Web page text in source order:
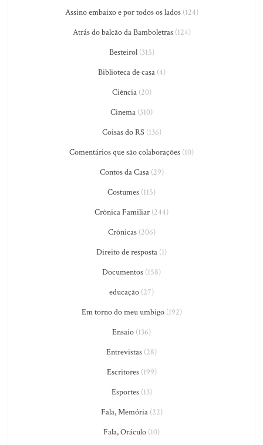
Assino embaixo e por todos os lados(124)
Atrás do balcão da Bamboletras(124)
Besteirol(315)
Biblioteca de casa(4)
Ciência(20)
Cinema (310)
Coisas do RS(136)
Comentários que são colaborações (10)
Contos da Casa(29)
Costumes (115)
Crônica Familiar (244)
Crônicas(206)
Direito de resposta (1)
Documentos (158)
educação (27)
Em torno do meu umbigo(192)
Ensaio (136)
Entrevistas (28)
Escritores(199)
Esportes(13)
Fala, Memória(22)
Fala, Oráculo (10)